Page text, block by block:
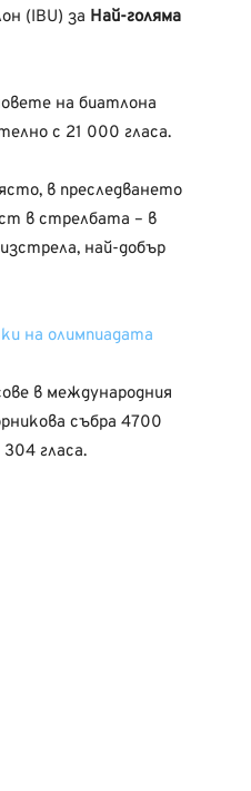
(IBU) за Най-голяма
на биатлона
с 21 000 гласа.
в преследването
в стрелбата – в
най-добър
на олимпиадата
в международния
събра 4700
гласа.